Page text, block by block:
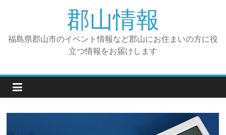
郡山情報
福島県郡山市のイベント情報など郡山にお住まいの方に役
立つ情報をお届けします